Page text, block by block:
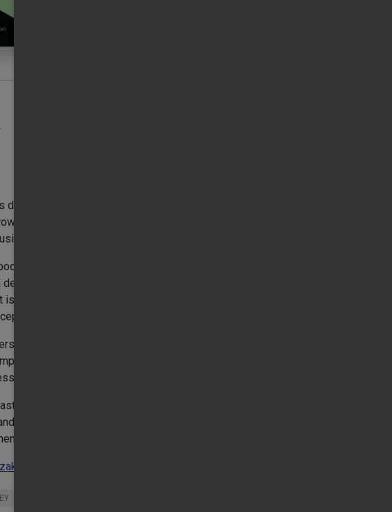
designed both for university students and aspiring entrepreneurs by offering
and establishment. Whether you are a student of business development,
this book provides you with essential insights into the entrepreneurial
begins by addressing general business development topics, using a
into specific challenges faced by startups, including the dynamics of
is enriched with real-life examples, problem-solving tasks, and project-based
but also apply them in practical scenarios.
of the various aspects of business management, including finance,
of systematic thinking, quick decision-making, and the ability to see
level students, as well as professionals seeking further development,
science of business management. With its blend of theoretical foundation
is essential reading for the next generation of entrepreneurs and business
business-management//